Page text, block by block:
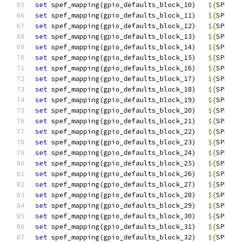
set spef_mapping(gpio_defaults_block_10) ${
set spef_mapping(gpio_defaults_block_11) ${
set spef_mapping(gpio_defaults_block_12) ${
set spef_mapping(gpio_defaults_block_13) ${
set spef_mapping(gpio_defaults_block_14) ${
set spef_mapping(gpio_defaults_block_15) ${
set spef_mapping(gpio_defaults_block_16) ${
set spef_mapping(gpio_defaults_block_17) ${
set spef_mapping(gpio_defaults_block_18) ${
set spef_mapping(gpio_defaults_block_19) ${
set spef_mapping(gpio_defaults_block_20) ${
set spef_mapping(gpio_defaults_block_21) ${
set spef_mapping(gpio_defaults_block_22) ${
set spef_mapping(gpio_defaults_block_23) ${
set spef_mapping(gpio_defaults_block_24) ${
set spef_mapping(gpio_defaults_block_25) ${
set spef_mapping(gpio_defaults_block_26) ${
set spef_mapping(gpio_defaults_block_27) ${
set spef_mapping(gpio_defaults_block_28) ${
set spef_mapping(gpio_defaults_block_29) ${
set spef_mapping(gpio_defaults_block_30) ${
set spef_mapping(gpio_defaults_block_31) ${
set spef_mapping(gpio_defaults_block_32) ${